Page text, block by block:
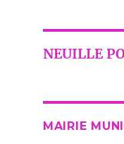
NEUILLE
MAIRIE